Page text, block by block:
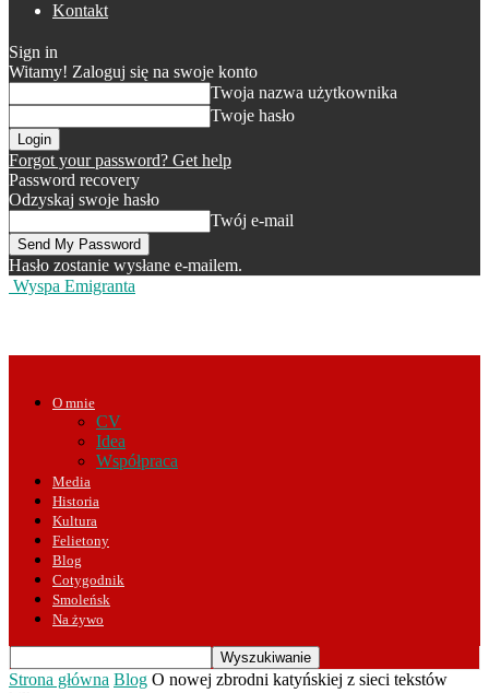
Kontakt
Sign in
Witamy! Zaloguj się na swoje konto
Twoja nazwa użytkownika
Twoje hasło
Forgot your password? Get help
Password recovery
Odzyskaj swoje hasło
Twój e-mail
Hasło zostanie wysłane e-mailem.
Wyspa Emigranta
O mnie
CV
Idea
Współpraca
Media
Historia
Kultura
Felietony
Blog
Cotygodnik
Smoleńsk
Na żywo
Strona główna Blog O nowej zbrodni katyńskiej z sieci tekstów